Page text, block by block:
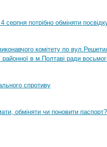
потрібно обміняти
комітету по
районної в м.Полтаві ради
спротиву
обміняти чи поновити